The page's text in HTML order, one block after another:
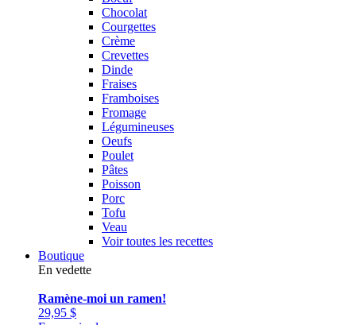
Chocolat
Courgettes
Crème
Crevettes
Dinde
Fraises
Framboises
Fromage
Légumineuses
Oeufs
Poulet
Pâtes
Poisson
Porc
Tofu
Veau
Voir toutes les recettes
Boutique
En vedette
Ramène-moi un ramen!
29,95 $